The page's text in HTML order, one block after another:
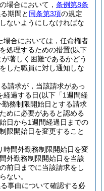
場合において， 条例第8条
期間と 同条第3項の規定
ないようにしなければな
場合においては，任命権者
処理するための措置(以下
著しく困難であるかどう
した職員に対し通知しな
請求が，当該請求があっ
経過する日(以下「1週間経
務制限開始日とする請求
めに必要があると認める
日から1週間経過日までの
限開始日を変更すること
時間外勤務制限開始日を変
外勤務制限開始日を当該
前日までに当該請求をし
ない。
事由について確認する必